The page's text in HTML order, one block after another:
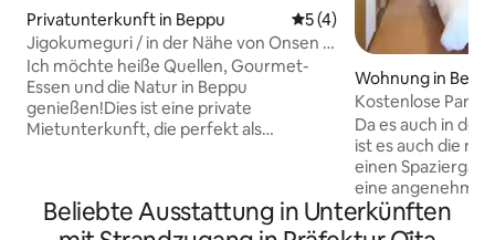
Privatunterkunft in Beppu Durchschnittliche
5 (4)
Jigokumeguri / in der Nähe von Onsen /
Max. 8 / Versteckte Unterkunft mit
angenehmem Sonnenlicht, das durch
die Bäume fällt / Kingsize-Bett /
kostenlose Parkplätze /
Ich möchte heiße Quellen, Gourmet-
Essen und die Natur in Beppu
genießen!Dies ist eine private
Mietunterkunft, die perfekt als
Meer, haben wir einen ruhigen Ort
vorbereitet, an dem angenehmes
Wohnung in
Kostenlose
Zimmer mit Blick
der Veranda!
Da es auch in der
ist es auch die
einen
eine angenehme
ohne Sorgen! Da es sich um die oberste
Etage des
Beliebte Ausstattung in Unterkünften